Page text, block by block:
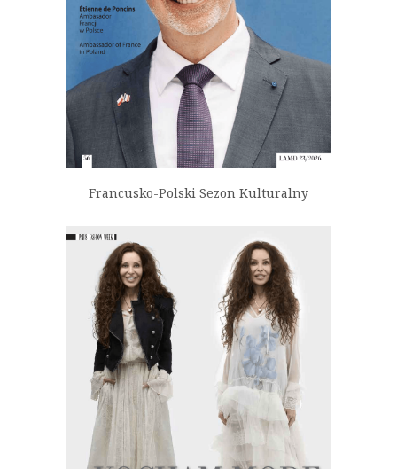
Francusko-Polski Sezon Kulturalny